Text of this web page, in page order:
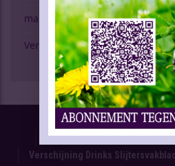
marktspiegel
Verschijning Drinks
Proefnummer
Advertentietarieven
Verschijning Drinks Slijtersvakblad